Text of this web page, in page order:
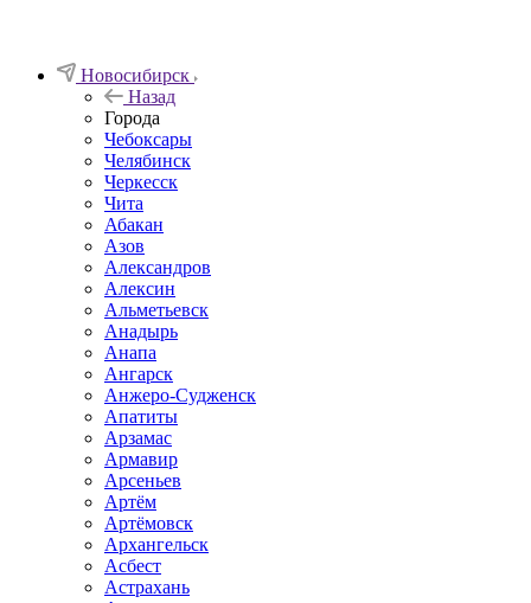
Новосибирск
Назад
Города
Чебоксары
Челябинск
Черкесск
Чита
Абакан
Азов
Александров
Алексин
Альметьевск
Анадырь
Анапа
Ангарск
Анжеро-Судженск
Апатиты
Арзамас
Армавир
Арсеньев
Артём
Артёмовск
Архангельск
Асбест
Астрахань